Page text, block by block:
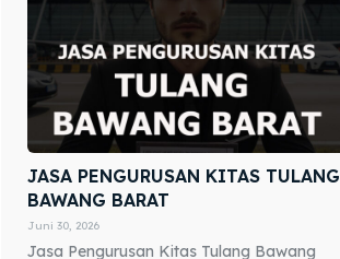
JASA PENGURUSAN KITAS TULANG
BAWANG BARAT
Juni 30, 2026
Jasa Pengurusan Kitas Tulang Bawang